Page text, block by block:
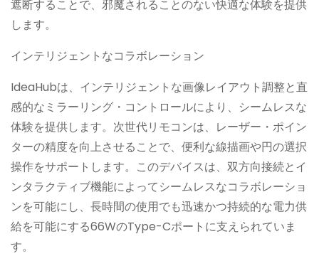
遮断することで、邪魔されることのない快適な体験を提供
します。
インテリジェントなコラボレーション
IdeaHubは、インテリジェントな画像レイアウト調整と直
感的なミラーリング・コントロールにより、シームレスな
体験を提供します。次世代リモコンは、レーザー・ポイン
ターの精度を向上させることで、便利な線描画や円の選択
操作をサポートします。このデバイスは、双方向接続とイ
ンタラクティブ機能によってシームレスなコラボレーショ
ンを可能にし、長時間の使用でも迅速かつ持続的な電力供
給を可能にする66WのType-Cポートに支えられていま
す。